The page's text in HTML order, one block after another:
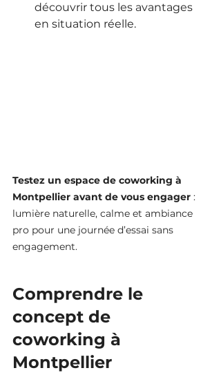
découvrir tous les avantages
en situation réelle.
Testez un espace de coworking à
Montpellier avant de vous engager :
lumière naturelle, calme et ambiance
pro pour une journée d’essai sans
engagement.
Comprendre le
concept de
coworking à
Montpellier